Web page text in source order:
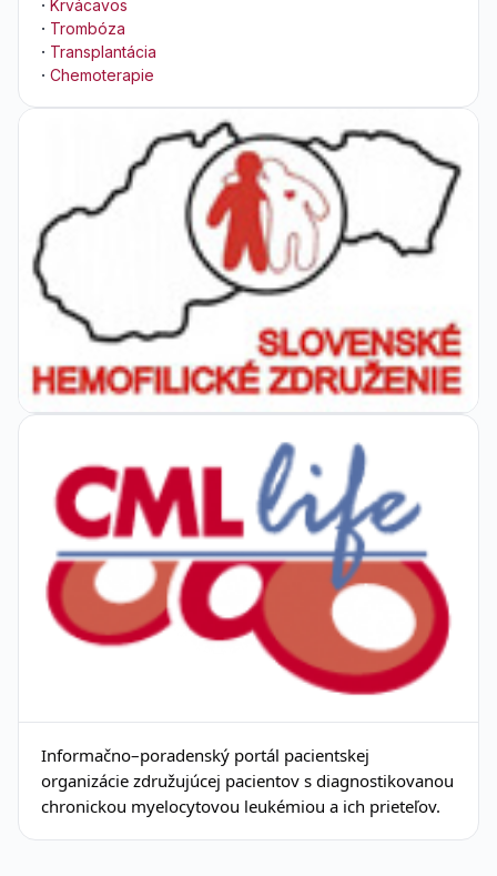
· Krvácavos
· Trombóza
· Transplantácia
· Chemoterapie
Informačno–poradenský portál pacientskej
organizácie združujúcej pacientov s diagnostikovanou
chronickou myelocytovou leukémiou a ich prieteľov.